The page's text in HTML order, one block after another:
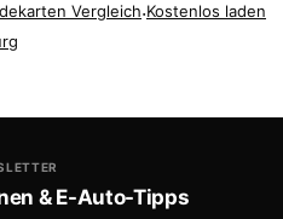
Vergleich·Kostenlos laden
& E-Auto-Tipps